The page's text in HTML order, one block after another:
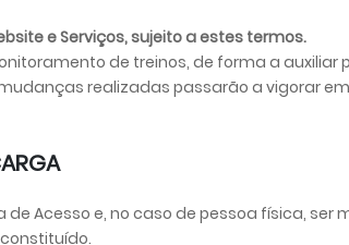
e Serviços, sujeito a estes termos.
de treinos, de forma a
realizadas passarão a vigorar
Acesso e, no caso de pessoa física,